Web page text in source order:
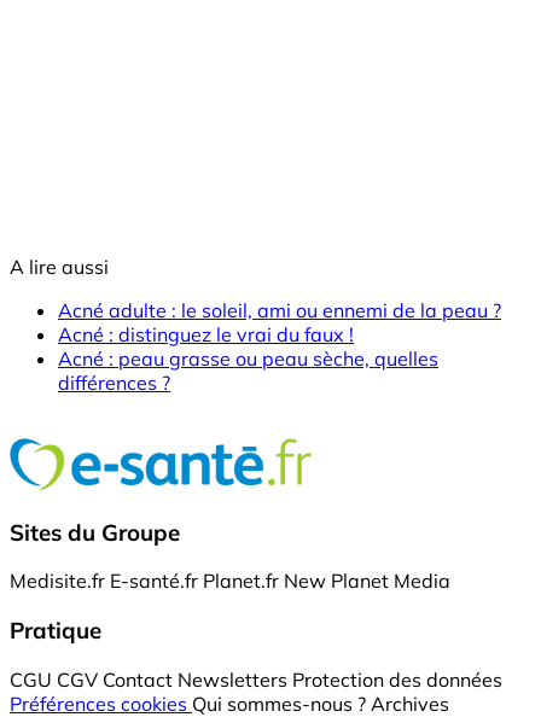
A lire aussi
Acné adulte : le soleil, ami ou ennemi de la peau ?
Acné : distinguez le vrai du faux !
Acné : peau grasse ou peau sèche, quelles
différences ?
Sites du Groupe
Medisite.fr E-santé.fr Planet.fr New Planet Media
Pratique
CGU CGV Contact Newsletters Protection des données
Préférences cookies Qui sommes-nous ? Archives